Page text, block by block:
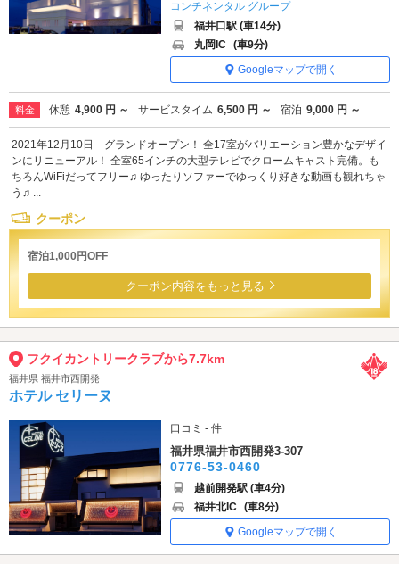
コンチネンタル グループ
福井口駅 (車14分)
丸岡IC (車9分)
Googleマップで開く
料金 休憩 4,900 円 ～ サービスタイム 6,500 円 ～ 宿泊 9,000 円 ～
2021年12月10日 グランドオープン！ 全17室がバリエーション豊かなデザイ
ンにリニューアル！ 全室65インチの大型テレビでクロームキャスト完備。も
ちろんWiFiだってフリー♫ ゆったりソファーでゆっくり好きな動画も観れちゃ
う♫ ...
クーポン
宿泊1,000円OFF
クーポン内容をもっと見る
フクイカントリークラブから7.7km
福井県 福井市西開発
ホテル セリーヌ
口コミ - 件
福井県福井市西開発3-307
0776-53-0460
越前開発駅 (車4分)
福井北IC (車8分)
Googleマップで開く